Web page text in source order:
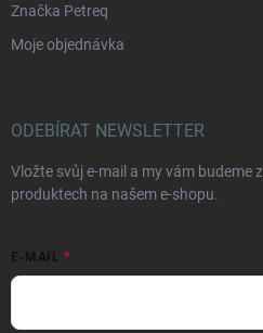
Značka Petreq
Moje objednávka
ODEBÍRAT NEWSLETTER
Vložte svůj e-mail a my vám budeme
produktech na našem e-shopu.
E-MAIL